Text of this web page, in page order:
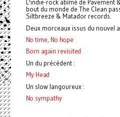
L'indie-rock abîmé de Pavement
bout du monde de The Clean
Siltbreeze & Matador records.
Deux morceaux issus du nouvel
No time, No hope
Born again revisited
Un du précédent :
My Head
Un slow langoureux :
No sympathy